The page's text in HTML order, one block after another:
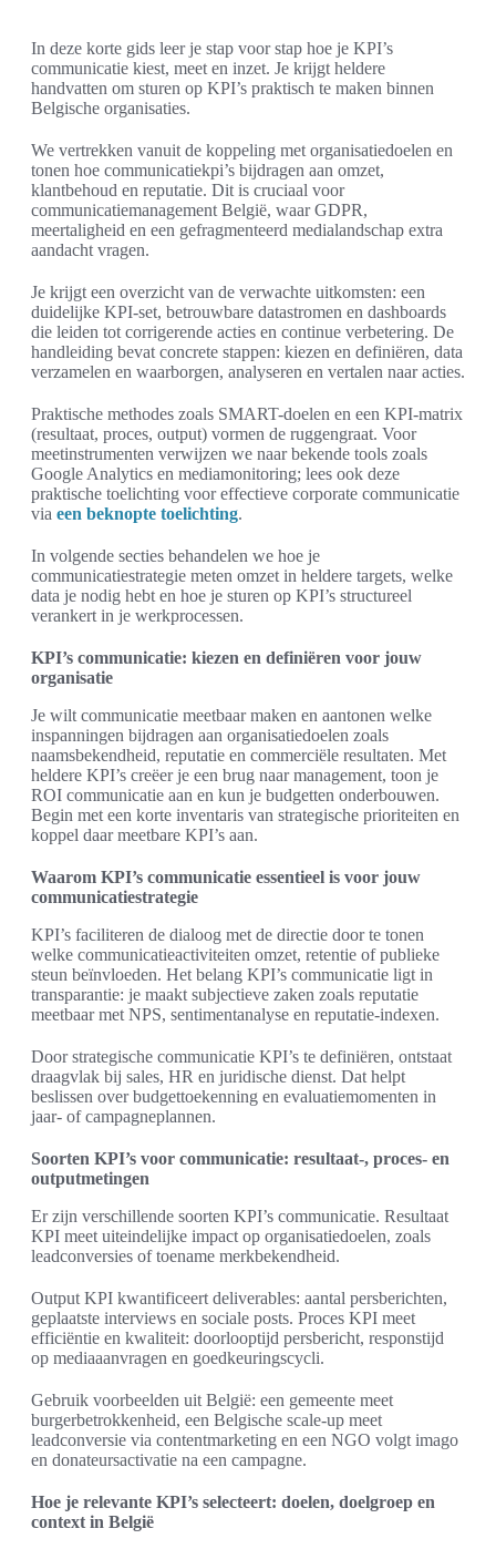
In deze korte gids leer je stap voor stap hoe je KPI’s
communicatie kiest, meet en inzet. Je krijgt heldere
handvatten om sturen op KPI’s praktisch te maken binnen
Belgische organisaties.
We vertrekken vanuit de koppeling met organisatiedoelen en
tonen hoe communicatiekpi’s bijdragen aan omzet,
klantbehoud en reputatie. Dit is cruciaal voor
communicatiemanagement België, waar GDPR,
meertaligheid en een gefragmenteerd medialandschap extra
aandacht vragen.
Je krijgt een overzicht van de verwachte uitkomsten: een
duidelijke KPI-set, betrouwbare datastromen en dashboards
die leiden tot corrigerende acties en continue verbetering. De
handleiding bevat concrete stappen: kiezen en definiëren, data
verzamelen en waarborgen, analyseren en vertalen naar acties.
Praktische methodes zoals SMART-doelen en een KPI-matrix
(resultaat, proces, output) vormen de ruggengraat. Voor
meetinstrumenten verwijzen we naar bekende tools zoals
Google Analytics en mediamonitoring; lees ook deze
praktische toelichting voor effectieve corporate communicatie
via een beknopte toelichting.
In volgende secties behandelen we hoe je
communicatiestrategie meten omzet in heldere targets, welke
data je nodig hebt en hoe je sturen op KPI’s structureel
verankert in je werkprocessen.
KPI’s communicatie: kiezen en definiëren voor jouw
organisatie
Je wilt communicatie meetbaar maken en aantonen welke
inspanningen bijdragen aan organisatiedoelen zoals
naamsbekendheid, reputatie en commerciële resultaten. Met
heldere KPI’s creëer je een brug naar management, toon je
ROI communicatie aan en kun je budgetten onderbouwen.
Begin met een korte inventaris van strategische prioriteiten en
koppel daar meetbare KPI’s aan.
Waarom KPI’s communicatie essentieel is voor jouw
communicatiestrategie
KPI’s faciliteren de dialoog met de directie door te tonen
welke communicatieactiviteiten omzet, retentie of publieke
steun beïnvloeden. Het belang KPI’s communicatie ligt in
transparantie: je maakt subjectieve zaken zoals reputatie
meetbaar met NPS, sentimentanalyse en reputatie-indexen.
Door strategische communicatie KPI’s te definiëren, ontstaat
draagvlak bij sales, HR en juridische dienst. Dat helpt
beslissen over budgettoekenning en evaluatiemomenten in
jaar- of campagneplannen.
Soorten KPI’s voor communicatie: resultaat-, proces- en
outputmetingen
Er zijn verschillende soorten KPI’s communicatie. Resultaat
KPI meet uiteindelijke impact op organisatiedoelen, zoals
leadconversies of toename merkbekendheid.
Output KPI kwantificeert deliverables: aantal persberichten,
geplaatste interviews en sociale posts. Proces KPI meet
efficiëntie en kwaliteit: doorlooptijd persbericht, responstijd
op mediaaanvragen en goedkeuringscycli.
Gebruik voorbeelden uit België: een gemeente meet
burgerbetrokkenheid, een Belgische scale-up meet
leadconversie via contentmarketing en een NGO volgt imago
en donateursactivatie na een campagne.
Hoe je relevante KPI’s selecteert: doelen, doelgroep en
context in België